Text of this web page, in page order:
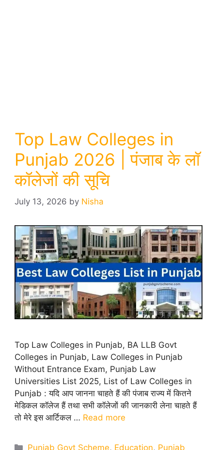
Top Law Colleges in
Punjab 2026 | पंजाब के लॉ
कॉलेजों की सूचि
July 13, 2026 by Nisha
Top Law Colleges in Punjab, BA LLB Govt
Colleges in Punjab, Law Colleges in Punjab
Without Entrance Exam, Punjab Law
Universities List 2025, List of Law Colleges in
Punjab : यदि आप जानना चाहते हैं की पंजाब राज्य में कितने
मेडिकल कॉलेज हैं तथा सभी कॉलेजों की जानकारी लेना चाहते हैं
तो मेरे इस आर्टिकल … Read more
Categories
Punjab Govt Scheme, Education, Punjab